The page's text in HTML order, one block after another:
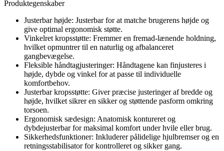
Produktegenskaber
Justerbar højde: Justerbar for at matche brugerens højde og
give optimal ergonomisk støtte.
Vinkelret kropsstøtte: Fremmer en fremad-lænende holdning,
hvilket opmuntrer til en naturlig og afbalanceret
gangbevægelse.
Fleksible håndtagjusteringer: Håndtagene kan finjusteres i
højde, dybde og vinkel for at passe til individuelle
komfortbehov.
Justerbar kropsstøtte: Giver præcise justeringer af bredde og
højde, hvilket sikrer en sikker og støttende pasform omkring
torsoen.
Ergonomisk sædesign: Anatomisk kontureret og
dybdejusterbar for maksimal komfort under hvile eller brug.
Sikkerhedsfunktioner: Inkluderer pålidelige hjulbremser og en
retningsstabilisator for kontrolleret og sikker gang.